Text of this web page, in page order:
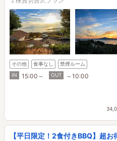
その他 食事なし
禁煙ルーム
IN
15:00～ OUT ～10:00
【平日限定！2食付きBBQ】超